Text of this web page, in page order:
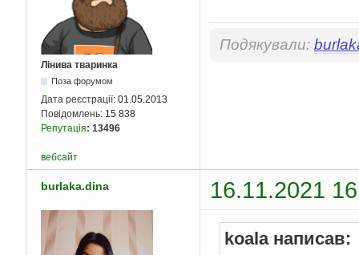
Лінива тваринка
Поза форумом
Дата реєстрації: 01.05.2013
Повідомлень: 15 838
Репутація: 13496
Подякували:
вебсайт
burlaka.dina 16.11.2021
koala написав: